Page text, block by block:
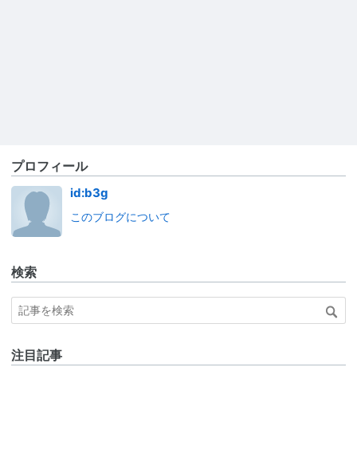
プロフィール
id:b3g
このブログについて
検索
注目記事